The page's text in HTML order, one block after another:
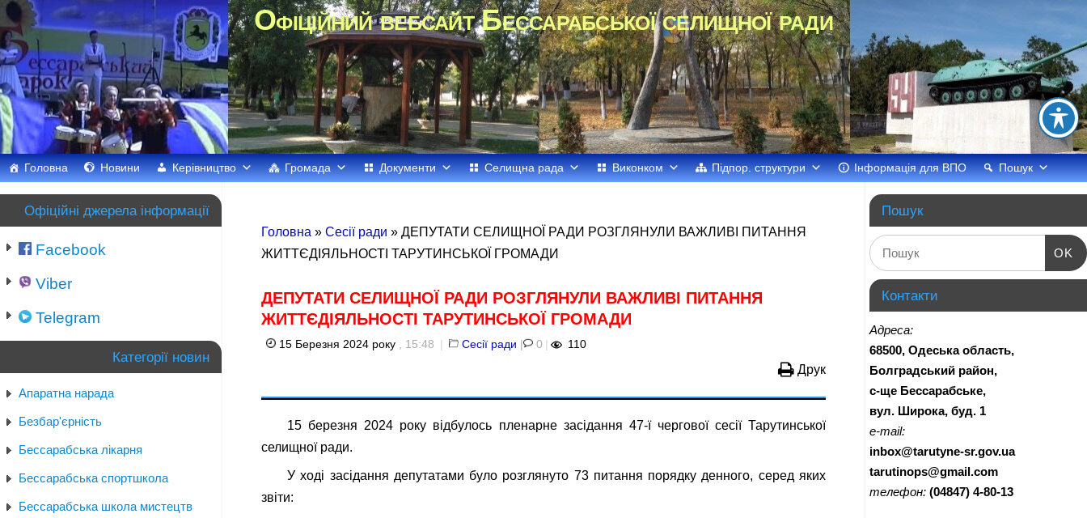
Офіційний вебсайт Бессарабської селищної ради
Головна Новини Керівництво Громада Документи Селищна рада Виконком Підпор. структури Інформація для ВПО Пошук
Головна » Сесії ради » ДЕПУТАТИ СЕЛИЩНОЇ РАДИ РОЗГЛЯНУЛИ ВАЖЛИВІ ПИТАННЯ
ЖИТТЄДІЯЛЬНОСТІ ТАРУТИНСЬКОЇ ГРОМАДИ
ДЕПУТАТИ СЕЛИЩНОЇ РАДИ РОЗГЛЯНУЛИ ВАЖЛИВІ ПИТАННЯ
ЖИТТЄДІЯЛЬНОСТІ ТАРУТИНСЬКОЇ ГРОМАДИ
15 Березня 2024 року , 15:48 | Сесії ради | 0 | 110
Друк
15 березня 2024 року відбулось пленарне засідання 47-ї чергової сесії Тарутинської
селищної ради.
У ході засідання депутатами було розглянуто 73 питання порядку денного, серед яких
звіти:
Офіційні джерела інформації
Facebook
Viber
Telegram
Категорії новин
Апаратна нарада
Безбар'єрність
Бессарабська лікарня
Бессарабська спортшкола
Бессарабська школа мистецтв
Пошук
OK
Контакти
Адреса:
68500, Одеська область,
Болградський район,
с-ще Бессарабське,
вул. Широка, буд. 1
e-mail:
inbox@tarutyne-sr.gov.ua
tarutinops@gmail.com
телефон: (04847) 4-80-13